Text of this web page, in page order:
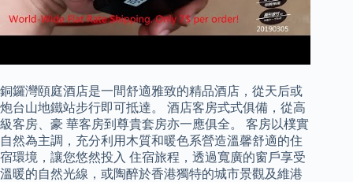
銅鑼灣頤庭酒店是一間舒適雅致的精品酒店，從天后或
炮台山地鐵站步行即可抵達。 酒店客房式式俱備，從高
級客房、豪 華客房到尊貴套房亦一應俱全。 客房以樸實
自然為主調，充分利用木質和暖色系營造溫馨舒適的住
宿環境，讓您悠然投入 住宿旅程，透過寬廣的窗戶享受
溫暖的自然光線，或陶醉於香港獨特的城市景觀及維港